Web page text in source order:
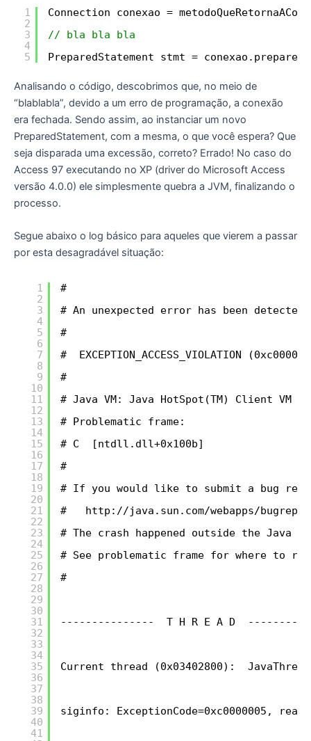
1
2
3
4
5
Connection conexao =
// bla bla bla
PreparedStatement stmt =
Analisando o código, descobrimos que, no meio de
“blablabla”, devido a um erro de programação, a conexão
era fechada. Sendo assim, ao instanciar um novo
PreparedStatement, com a mesma, o que você espera? Que
seja disparada uma excessão, correto? Errado! No caso do
Access 97 executando no XP (driver do Microsoft Access
versão 4.0.0) ele simplesmente quebra a JVM, finalizando o
processo.
Segue abaixo o log básico para aqueles que vierem a passar
por esta desagradável situação:
1
2
3
4
5
6
7
8
9
10
11
12
13
14
15
16
17
18
19
20
21
22
23
24
25
26
27
28
29
30
31
32
33
34
35
36
37
38
39
40
41
#
# An unexpected error has been detected
#
#  EXCEPTION_ACCESS_VIOLATION
#
# Java VM: Java HotSpot(TM) Client VM
# Problematic frame:
# C  [ntdll.dll+0x100b]
#
# If you would like to submit a bug
# http://java.sun.com/webapps/
# The crash happened outside the Java
# See problematic frame for where to
#
---------------  T H R E A D
Current thread (0x03402800):
siginfo: ExceptionCode=0xc0000005,